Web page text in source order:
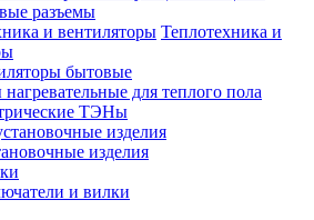
разъемы
Теплотехника и
бытовые
для теплого пола
ТЭНы
изделия
и вилки